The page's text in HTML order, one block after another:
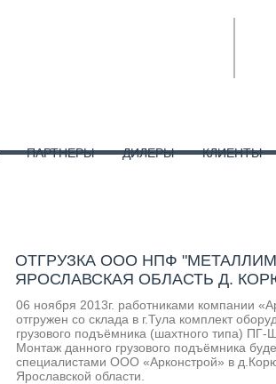
ПАРТНЕРЫ ДИЛЕРЫ КЛИЕНТЫ
ОТГРУЗКА ООО НПФ
ЯРОСЛАВСКАЯ ОБЛАСТЬ Д.
06 ноября 2013г. работниками компании
отгружен со склада в г.Тула комплект
грузового подъёмника (шахтного типа)
Монтаж данного грузового подъёмника
специалистами ООО «Арконстрой» в
Ярославской области.